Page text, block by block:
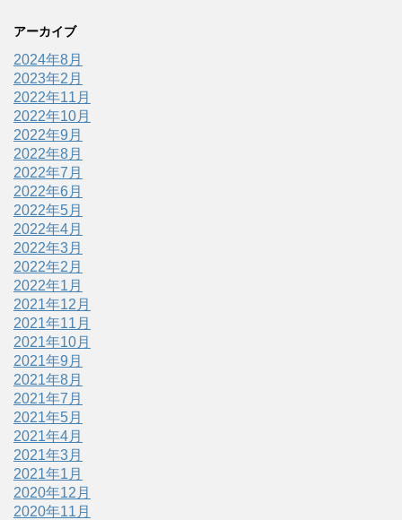
アーカイブ
2024年8月
2023年2月
2022年11月
2022年10月
2022年9月
2022年8月
2022年7月
2022年6月
2022年5月
2022年4月
2022年3月
2022年2月
2022年1月
2021年12月
2021年11月
2021年10月
2021年9月
2021年8月
2021年7月
2021年5月
2021年4月
2021年3月
2021年1月
2020年12月
2020年11月